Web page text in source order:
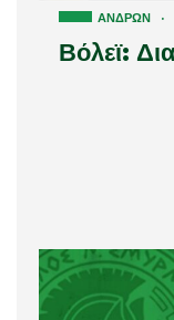
ΑΝΔΡΏΝ ·
Βόλεϊ: